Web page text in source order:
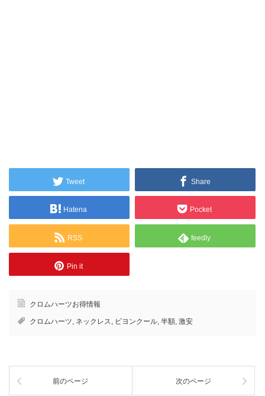
Tweet Share
Hatena Pocket
RSS feedly
Pin it
クロムハーツお得情報
クロムハーツ ネックレス ビヨンクール 半額 激安
前のページ 次のページ